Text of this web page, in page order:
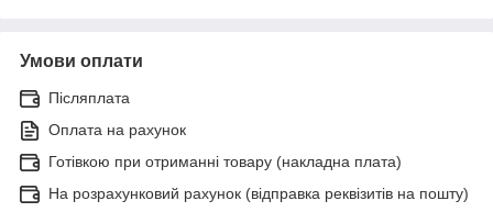
Умови оплати
Післяплата
Оплата на рахунок
Готівкою при отриманні товару (накладна плата)
На розрахунковий рахунок (відправка реквізитів на пошту)